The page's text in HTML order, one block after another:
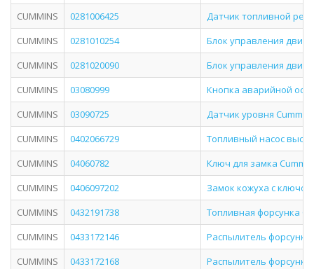
CUMMINS 0281006425
Датчик топливной
CUMMINS
0281010254
Блок управления
CUMMINS
0281020090
Блок управления
CUMMINS
03080999
Кнопка аварийной
CUMMINS
03090725
Датчик уровня
CUMMINS
0402066729
Топливный насос
CUMMINS
04060782
Ключ для замка
CUMMINS
0406097202
Замок кожуха с ключом
CUMMINS
0432191738
Топливная форсунка
CUMMINS
0433172146
Распылитель форсунки
CUMMINS
0433172168
Распылитель форсунки